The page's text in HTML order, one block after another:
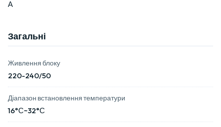
А
Загальні
Живлення блоку
220-240/50
Діапазон встановлення температури
16°С~32°С